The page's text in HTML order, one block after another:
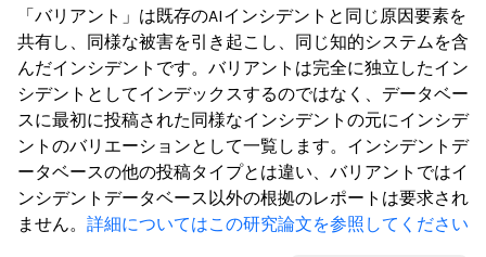
「バリアント」は既存のAIインシデントと同じ原因要素を
共有し、同様な被害を引き起こし、同じ知的システムを含
んだインシデントです。バリアントは完全に独立したイン
シデントとしてインデックスするのではなく、データベー
スに最初に投稿された同様なインシデントの元にインシデ
ントのバリエーションとして一覧します。インシデントデ
ータベースの他の投稿タイプとは違い、バリアントではイ
ンシデントデータベース以外の根拠のレポートは要求され
ません。 詳細についてはこの研究論文を参照してください